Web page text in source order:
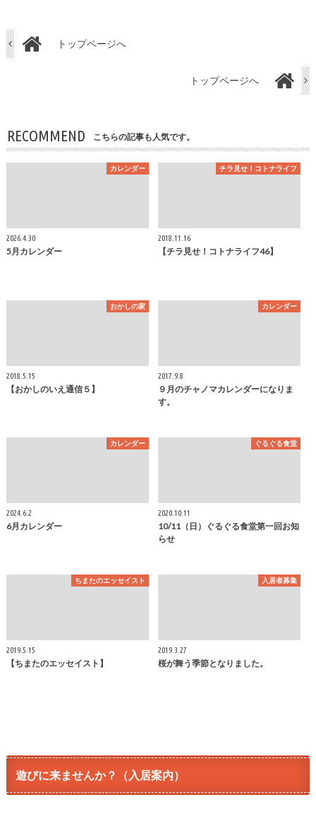
トップページへ
トップページへ
RECOMMEND こちらの記事も人気です。
カレンダー
2026.4.30
5月カレンダー
チラ見せ！コトナライフ
2018.11.16
【チラ見せ！コトナライフ46】
おかしの家
2018.5.15
【おかしのいえ通信５】
カレンダー
2017.9.8
９月のチャノマカレンダーになりま
す。
カレンダー
2024.6.2
6月カレンダー
ぐるぐる食堂
2020.10.11
10/11（日）ぐるぐる食堂第一回お知
らせ
ちまたのエッセイスト
2019.5.15
【ちまたのエッセイスト】
入居者募集
2019.3.27
桜が舞う季節となりました。
遊びに来ませんか？（入居案内）